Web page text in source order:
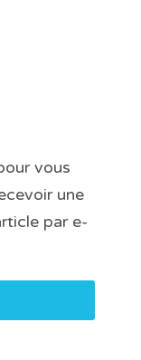
vous
une
par e-